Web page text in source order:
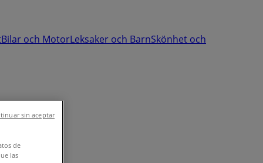
Bilar och MotorLeksaker och BarnSkönhet och
de
las
sin aceptar